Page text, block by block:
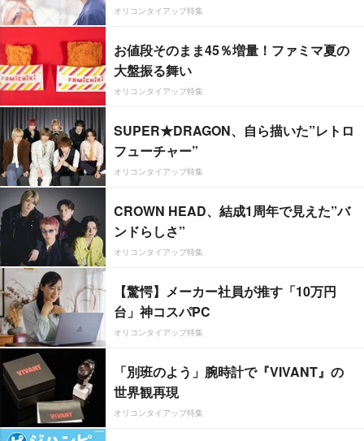
オリコンタイアップ特集
お値段そのまま45％増量！ファミマ夏の
大盤振る舞い
オリコンタイアップ特集
SUPER★DRAGON、自ら描いた”レトロ
フューチャー”
オリコンタイアップ特集
CROWN HEAD、結成1周年で見えた”バ
ンドらしさ”
オリコンタイアップ特集
【驚愕】メーカー社員が推す「10万円
台」神コスパPC
オリコンタイアップ特集
「別班のよう」腕時計で『VIVANT』の
世界観再現
オリコンタイアップ特集